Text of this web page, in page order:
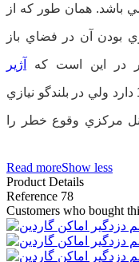
باشد. همان طور كه از
بودن آن در فضاي باز
در اين است كه آژير
دارد ولي در بلندگو نيازي
مركزي وقوع خطر را
Read moreShow less
Product Details
Reference 78
Customers who bought